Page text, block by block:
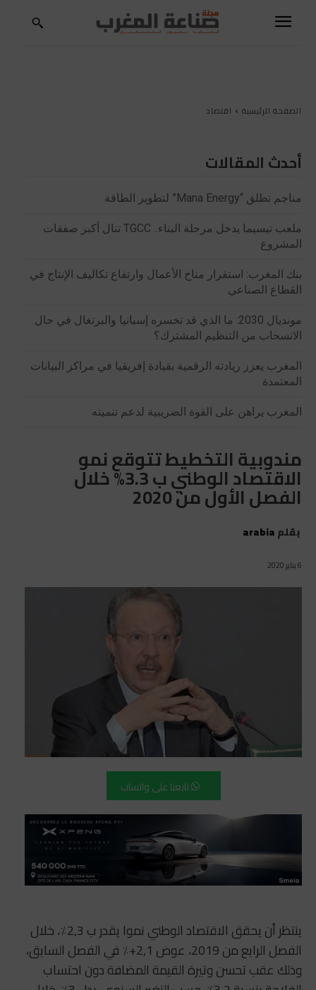
الصفحة الرئيسية اقتصاد
أحدث المقالات
مناجم تطلق “Mana Energy” لتطوير الطاقة
ملعب تيسيما يدخل مرحلة البناء.. TGCC تنال أكبر صفقات
المشروع
بنك المغرب: استقرار مناخ الأعمال وارتفاع تكاليف الإنتاج في
القطاع الصناعي
مونديال 2030: ما الذي قد تخسره إسبانيا والبرتغال في حال
الانسحاب من التنظيم المشترك؟
المغرب يعزز ريادته الرقمية بقيادة إفريقيا في مراكز البيانات
المعتمدة
المغرب يراهن على القوة الضريبية لدعم تنميته
مندوبية التخطيط تتوقع نمو
الاقتصاد الوطني ب 3.3% خلال
الفصل الأول من 2020
بقلمarabia
6 يناير 2020
تابعنا على واتساب
ينتظر أن يحقق الاقتصاد الوطني نموا يقدر ب 2,3٪، خلال
الفصل الرابع من 2019، عوض 2,1+٪ في الفصل السابق،
وذلك عقب تحسن وتيرة القيمة المضافة دون احتساب